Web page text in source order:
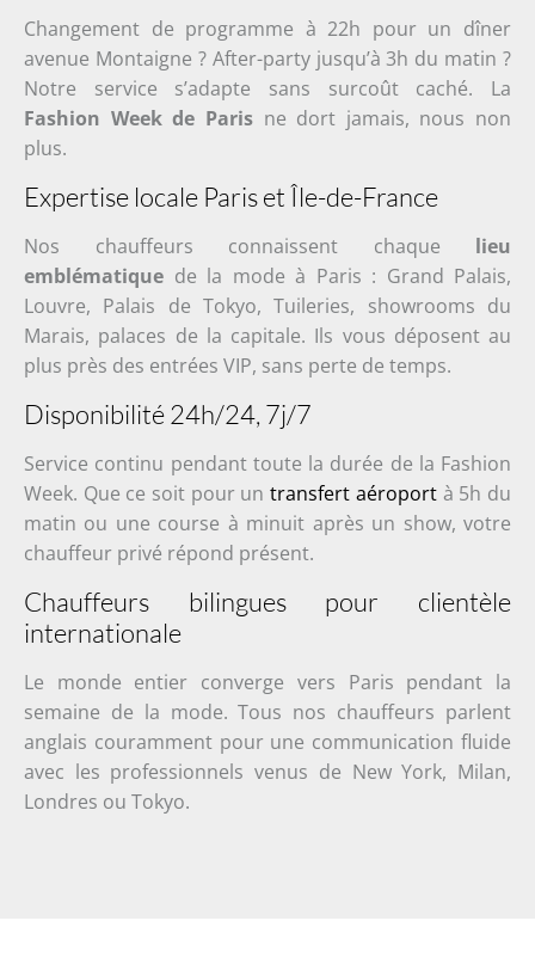
Changement de programme à 22h pour un dîner
avenue Montaigne ? After-party jusqu’à 3h du matin ?
Notre service s’adapte sans surcoût caché. La
Fashion Week de Parisne dort jamais, nous non
plus.
Expertise locale Paris et Île-de-France
Nos chauffeurs connaissent chaque lieu
emblématique de la mode à Paris : Grand Palais,
Louvre, Palais de Tokyo, Tuileries, showrooms du
Marais, palaces de la capitale. Ils vous déposent au
plus près des entrées VIP, sans perte de temps.
Disponibilité 24h/24, 7j/7
Service continu pendant toute la durée de la Fashion
Week. Que ce soit pour untransfert aéroportà 5h du
matin ou une course à minuit après un show, votre
chauffeur privé répond présent.
Chauffeurs bilingues pour clientèle
internationale
Le monde entier converge vers Paris pendant la
semaine de la mode. Tous nos chauffeurs parlent
anglais couramment pour une communication fluide
avec les professionnels venus de New York, Milan,
Londres ou Tokyo.